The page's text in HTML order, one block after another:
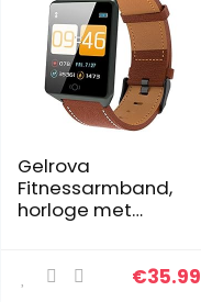
Gelrova
Fitnessarmband,
horloge met
IP68 waterdicht,
€35.99